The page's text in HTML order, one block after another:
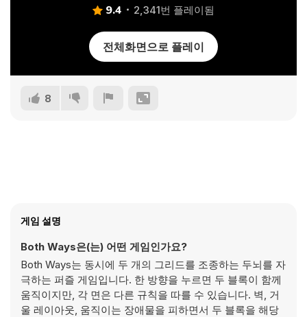
9.4 2,341번 플레이됨
전체화면으로 플레이
8
게임 설명
Both Ways은(는) 어떤 게임인가요?
Both Ways는 동시에 두 개의 그리드를 조종하는 두뇌를 자
극하는 퍼즐 게임입니다. 한 방향을 누르면 두 블록이 함께
움직이지만, 각 면은 다른 규칙을 따를 수 있습니다. 벽, 거
울 레이아웃, 움직이는 장애물을 피하면서 두 블록을 해당